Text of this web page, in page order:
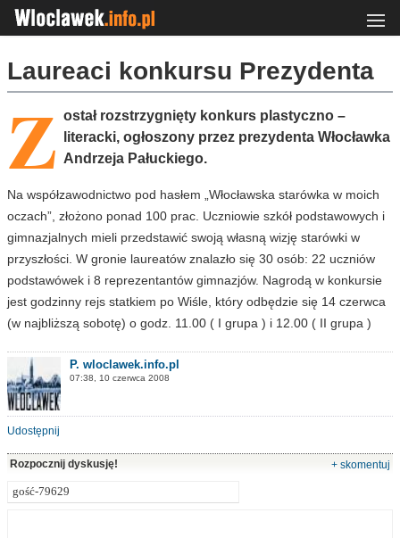
Laureaci konkursu Prezydenta
Z ostał rozstrzygnięty konkurs plastyczno –
literacki, ogłoszony przez prezydenta Włocławka
Andrzeja Pałuckiego.
Na współzawodnictwo pod hasłem „Włocławska starówka w moich
oczach”, złożono ponad 100 prac. Uczniowie szkół podstawowych i
gimnazjalnych mieli przedstawić swoją własną wizję starówki w
przyszłości. W gronie laureatów znalazło się 30 osób: 22 uczniów
podstawówek i 8 reprezentantów gimnazjów. Nagrodą w konkursie
jest godzinny rejs statkiem po Wiśle, który odbędzie się 14 czerwca
(w najbliższą sobotę) o godz. 11.00 ( I grupa ) i 12.00 ( II grupa )
P. wloclawek.info.pl
07:38, 10 czerwca 2008
Udostępnij
Rozpocznij dyskusję! + skomentuj